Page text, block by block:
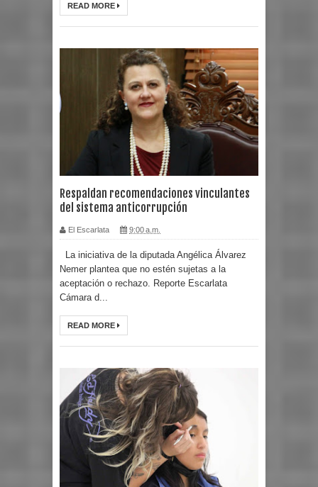
READ MORE
Respaldan recomendaciones vinculantes
del sistema anticorrupción
El Escarlata 9:00 a.m.
La iniciativa de la diputada Angélica Álvarez
Nemer plantea que no estén sujetas a la
aceptación o rechazo. Reporte Escarlata
Cámara d...
READ MORE